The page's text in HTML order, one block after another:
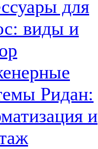
для
виды и
Ридан:
и